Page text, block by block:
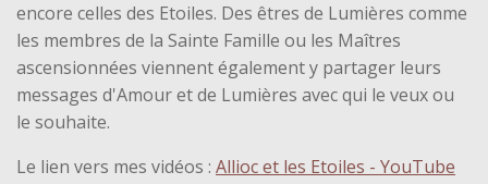
encore celles des Etoiles. Des êtres de Lumières comme
les membres de la Sainte Famille ou les Maîtres
ascensionnées viennent également y partager leurs
messages d'Amour et de Lumières avec qui le veux ou
le souhaite.
Le lien vers mes vidéos : Allioc et les Etoiles - YouTube